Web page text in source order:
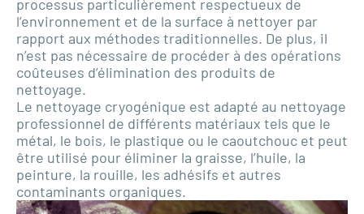
processus particulièrement respectueux de
l’environnement et de la surface à nettoyer par
rapport aux méthodes traditionnelles. De plus, il
n’est pas nécessaire de procéder à des opérations
coûteuses d’élimination des produits de
nettoyage.
Le nettoyage cryogénique est adapté au nettoyage
professionnel de différents matériaux tels que le
métal, le bois, le plastique ou le caoutchouc et peut
être utilisé pour éliminer la graisse, l’huile, la
peinture, la rouille, les adhésifs et autres
contaminants organiques.